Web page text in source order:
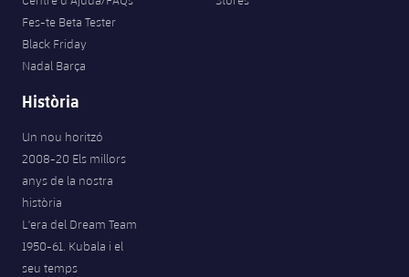
Fes-te Beta Tester
Black Friday
Nadal Barça
Història
Un nou horitzó
2008-20 Els millors
anys de la nostra
història
L'era del Dream Team
1950-61. Kubala i el
seu temps